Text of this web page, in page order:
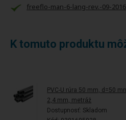
freeflo-man-6-lang-rev.-09-
K tomuto produktu
PVC-U rúra 50 mm, d=50
2,4 mm, metráž
Dostupnosť: Skladom